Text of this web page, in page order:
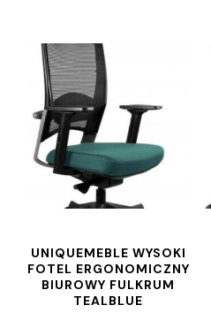
UNIQUEMEBLE WYSOKI
FOTEL ERGONOMICZNY
BIUROWY FULKRUM
TEALBLUE